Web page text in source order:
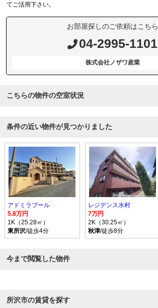
てご活用下さい。
お部屋探しのご依頼はこちら
04-2995-1101
株式会社ノザワ産業
こちらの物件の空室状況
条件の近い物件が見つかりました
アドミラブール
5.8万円
1K（25.28㎡）
東所沢/徒歩4分
レジデンス水村
7万円
2K（30.25㎡）
秋津/徒歩8分
今まで閲覧した物件
所沢市の賃貸を探す